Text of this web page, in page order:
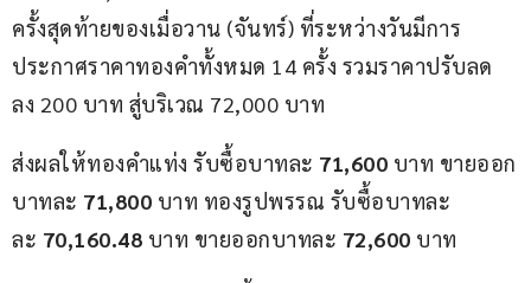
ครั้งสุดท้ายของเมื่อวาน (จันทร์) ที่ระหว่างวันมีการ
ประกาศราคาทองคำทั้งหมด 14 ครั้ง รวมราคาปรับลด
ลง 200 บาท สู่บริเวณ 72,000 บาท
ส่งผลให้ทองคำแท่ง รับซื้อบาทละ 71,600 บาท ขายออก
บาทละ 71,800 บาท ทองรูปพรรณ รับซื้อบาทละ
ละ 70,160.48 บาท ขายออกบาทละ 72,600 บาท